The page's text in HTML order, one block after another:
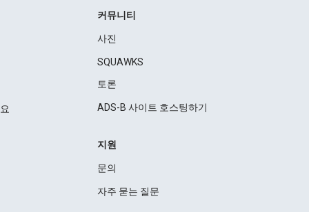
커뮤니티
사진
SQUAWKS
토론
ADS-B 사이트 호스팅하기
지원
문의
자주 묻는 질문